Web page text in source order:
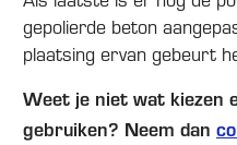
gepolierde beton
plaatsing ervan gebeurt
Weet je niet wat kiezen
gebruiken? Neem dan